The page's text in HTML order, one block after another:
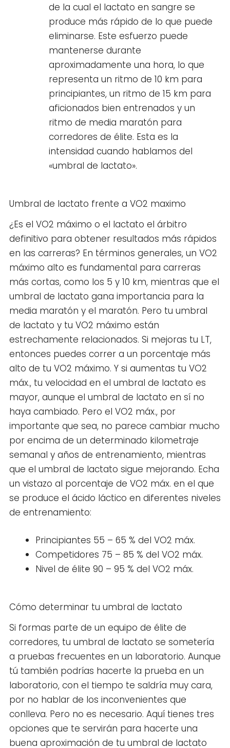
de la cual el lactato en sangre se
produce más rápido de lo que puede
eliminarse. Este esfuerzo puede
mantenerse durante
aproximadamente una hora, lo que
representa un ritmo de 10 km para
principiantes, un ritmo de 15 km para
aficionados bien entrenados y un
ritmo de media maratón para
corredores de élite. Esta es la
intensidad cuando hablamos del
«umbral de lactato».
Umbral de lactato frente a VO2 maximo
¿Es el VO2 máximo o el lactato el árbitro
definitivo para obtener resultados más rápidos
en las carreras? En términos generales, un VO2
máximo alto es fundamental para carreras
más cortas, como los 5 y 10 km, mientras que el
umbral de lactato gana importancia para la
media maratón y el maratón. Pero tu umbral
de lactato y tu VO2 máximo están
estrechamente relacionados. Si mejoras tu LT,
entonces puedes correr a un porcentaje más
alto de tu VO2 máximo. Y si aumentas tu VO2
máx., tu velocidad en el umbral de lactato es
mayor, aunque el umbral de lactato en sí no
haya cambiado. Pero el VO2 máx., por
importante que sea, no parece cambiar mucho
por encima de un determinado kilometraje
semanal y años de entrenamiento, mientras
que el umbral de lactato sigue mejorando. Echa
un vistazo al porcentaje de VO2 máx. en el que
se produce el ácido láctico en diferentes niveles
de entrenamiento:
Principiantes 55 – 65 % del VO2 máx.
Competidores 75 – 85 % del VO2 máx.
Nivel de élite 90 – 95 % del VO2 máx.
Cómo determinar tu umbral de lactato
Si formas parte de un equipo de élite de
corredores, tu umbral de lactato se sometería
a pruebas frecuentes en un laboratorio. Aunque
tú también podrías hacerte la prueba en un
laboratorio, con el tiempo te saldría muy cara,
por no hablar de los inconvenientes que
conlleva. Pero no es necesario. Aquí tienes tres
opciones que te servirán para hacerte una
buena aproximación de tu umbral de lactato